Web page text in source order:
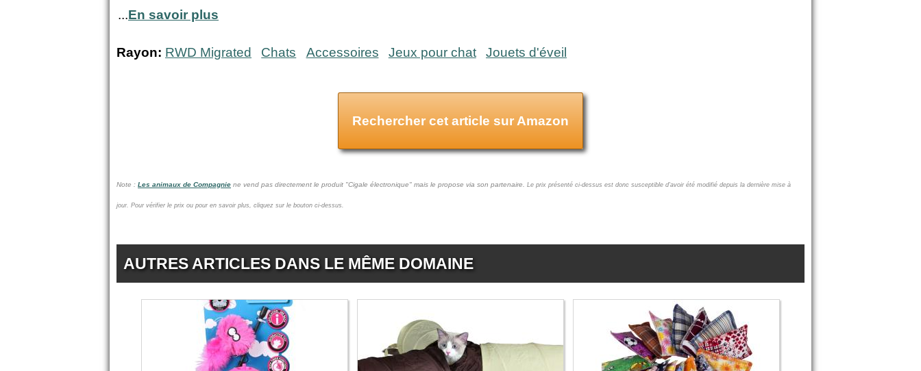
...En savoir plus
Rayon: RWD Migrated Chats Accessoires Jeux pour chat Jouets d'éveil
Rechercher cet article sur Amazon
Note : Les animaux de Compagnie ne vend pas directement le produit "Cigale électronique" mais le propose via son partenaire. Le prix présenté ci-dessus est donc susceptible d'avoir été modifié depuis la dernière mise à
jour. Pour vérifier le prix ou pour en savoir plus, cliquez sur le bouton ci-dessus.
AUTRES ARTICLES DANS LE MÊME DOMAINE